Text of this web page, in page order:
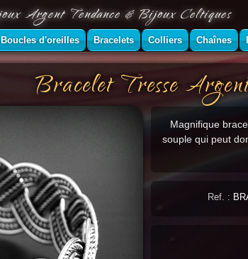
Bracelet Tresse
Magnifique
souple qui peut
Ref. :
Argent Tendance & Bijoux Celtiques
Boucles d'oreilles Bracelets Colliers Chaînes